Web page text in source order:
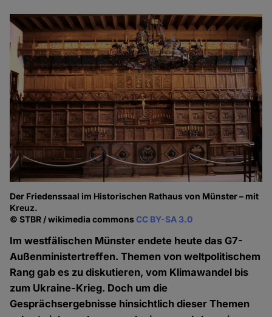
Der Friedenssaal im Historischen Rathaus von Münster – mit
Kreuz.
© STBR / wikimedia commonsCC BY-SA 3.0
Im westfälischen Münster endete heute das G7-
Außenministertreffen. Themen von weltpolitischem
Rang gab es zu diskutieren, vom Klimawandel bis
zum Ukraine-Krieg. Doch um die
Gesprächsergebnisse hinsichtlich dieser Themen